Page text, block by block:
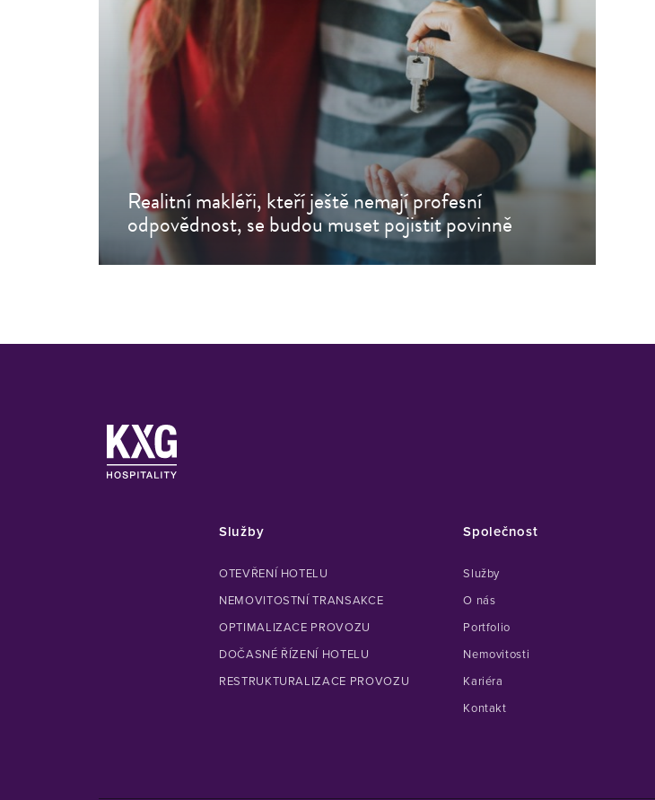
Realitní makléři, kteří ještě nemají profesní
odpovědnost, se budou muset pojistit povinně
Služby
OTEVŘENÍ HOTELU
NEMOVITOSTNÍ TRANSAKCE
OPTIMALIZACE PROVOZU
DOČASNÉ ŘÍZENÍ HOTELU
RESTRUKTURALIZACE PROVOZU
Společnost
Služby
O nás
Portfolio
Nemovitosti
Kariéra
Kontakt